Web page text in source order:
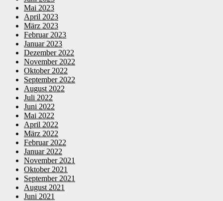
Mai 2023
April 2023
März 2023
Februar 2023
Januar 2023
Dezember 2022
November 2022
Oktober 2022
September 2022
August 2022
Juli 2022
Juni 2022
Mai 2022
April 2022
März 2022
Februar 2022
Januar 2022
November 2021
Oktober 2021
September 2021
August 2021
Juni 2021